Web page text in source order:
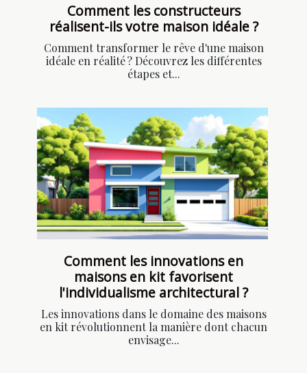
Comment les constructeurs
réalisent-ils votre maison idéale ?
Comment transformer le rêve d'une maison
idéale en réalité ? Découvrez les différentes
étapes et...
Comment les innovations en
maisons en kit favorisent
l'individualisme architectural ?
Les innovations dans le domaine des maisons
en kit révolutionnent la manière dont chacun
envisage...